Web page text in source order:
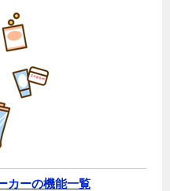
カーの機能一覧